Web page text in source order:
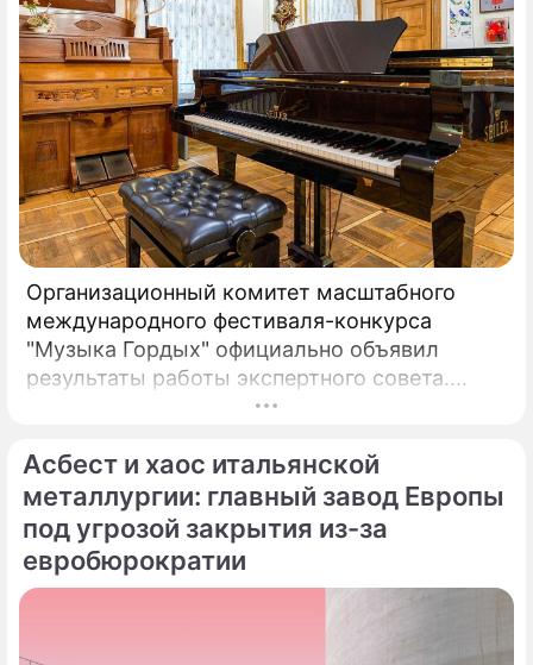
Организационный комитет масштабного
международного фестиваля-конкурса
"Музыка Гордых" официально объявил
результаты работы экспертного совета.
После длительного и тщательного изучения
сформирован шорт-лист из 100 лучших
исполнителей.
Асбест и хаос итальянской
металлургии: главный завод Европы
под угрозой закрытия из-за
евробюрократии